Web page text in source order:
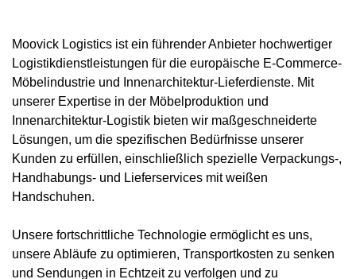
Moovick Logistics ist ein führender Anbieter hochwertiger
Logistikdienstleistungen für die europäische E-Commerce-
Möbelindustrie und Innenarchitektur-Lieferdienste. Mit
unserer Expertise in der Möbelproduktion und
Innenarchitektur-Logistik bieten wir maßgeschneiderte
Lösungen, um die spezifischen Bedürfnisse unserer
Kunden zu erfüllen, einschließlich spezielle Verpackungs-,
Handhabungs- und Lieferservices mit weißen
Handschuhen.
Unsere fortschrittliche Technologie ermöglicht es uns,
unsere Abläufe zu optimieren, Transportkosten zu senken
und Sendungen in Echtzeit zu verfolgen und zu